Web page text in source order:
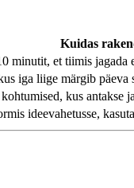
Kuidas
minutit, et tiimis jagada
iga liige märgib päeva
kus antakse
ideevahetusse,